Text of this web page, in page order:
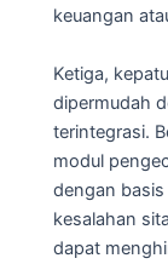
keuangan
Ketiga,
dipermudah
terintegrasi.
modul
dengan
kesalahan
dapat